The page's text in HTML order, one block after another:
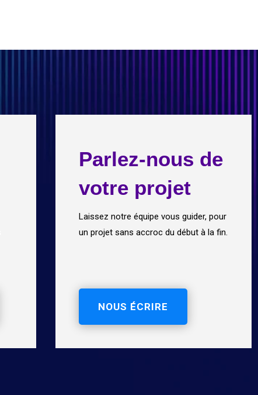
Parlez-nous de
votre projet
Laissez notre équipe vous guider, pour
un projet sans accroc du début à la fin.
NOUS ÉCRIRE